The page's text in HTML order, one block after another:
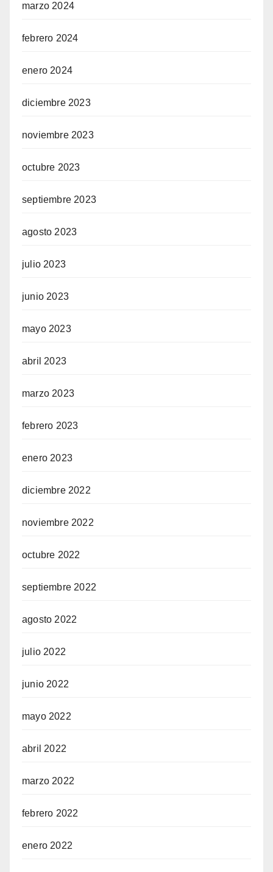
marzo 2024
febrero 2024
enero 2024
diciembre 2023
noviembre 2023
octubre 2023
septiembre 2023
agosto 2023
julio 2023
junio 2023
mayo 2023
abril 2023
marzo 2023
febrero 2023
enero 2023
diciembre 2022
noviembre 2022
octubre 2022
septiembre 2022
agosto 2022
julio 2022
junio 2022
mayo 2022
abril 2022
marzo 2022
febrero 2022
enero 2022